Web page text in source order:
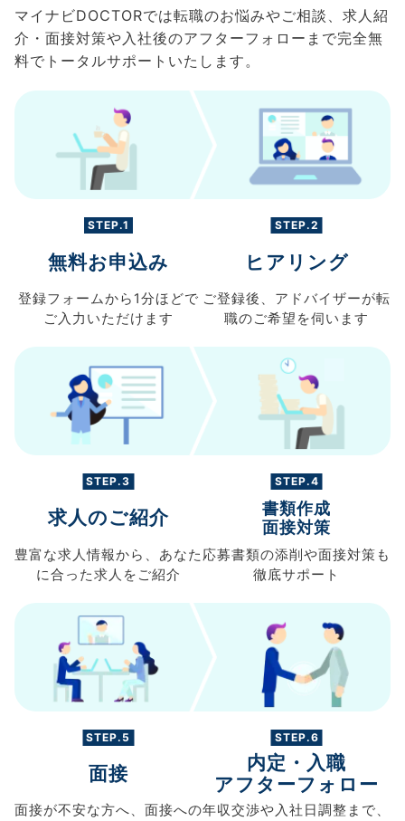
マイナビDOCTORでは転職のお悩みやご相談、求人紹
介・面接対策や入社後のアフターフォローまで完全無
料でトータルサポートいたします。
STEP.1
無料お申込み
登録フォームから 1分ほどで
ご入力 いただけます
STEP.2
ヒアリング
ご登録後、 アドバイザーが転
職のご希望を伺います
STEP.3
求人のご紹介
豊富な求人情報から、 あなた
に合った求人を ご紹介
STEP.4
書類作成
面接対策
応募書類の添削や面接対策も
徹底サポート
STEP.5
面接
面接が不安な方へ、 面接への
STEP.6
内定・入職
アフターフォロー
年収交渉や入社日調整まで、